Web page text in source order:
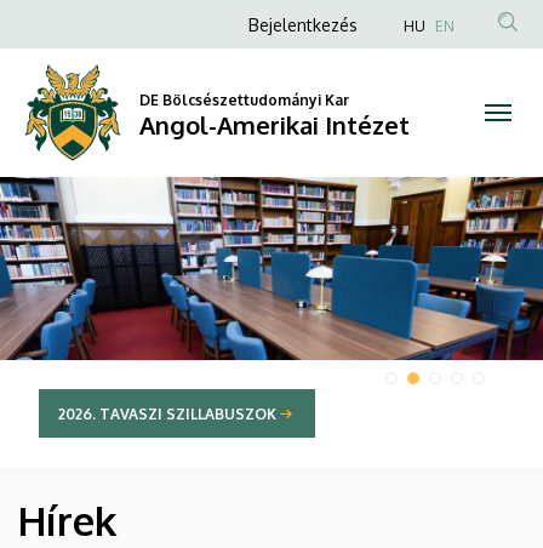
Amerikai
Intézet
Anonim
fiók
menüje
Bejelentkezés HU EN
DE Bölcsészettudományi Kar
Angol-Amerikai Intézet
DIAVETÍTÉS
2026. TAVASZI SZILLABUSZOK
HÍREK
Hírek